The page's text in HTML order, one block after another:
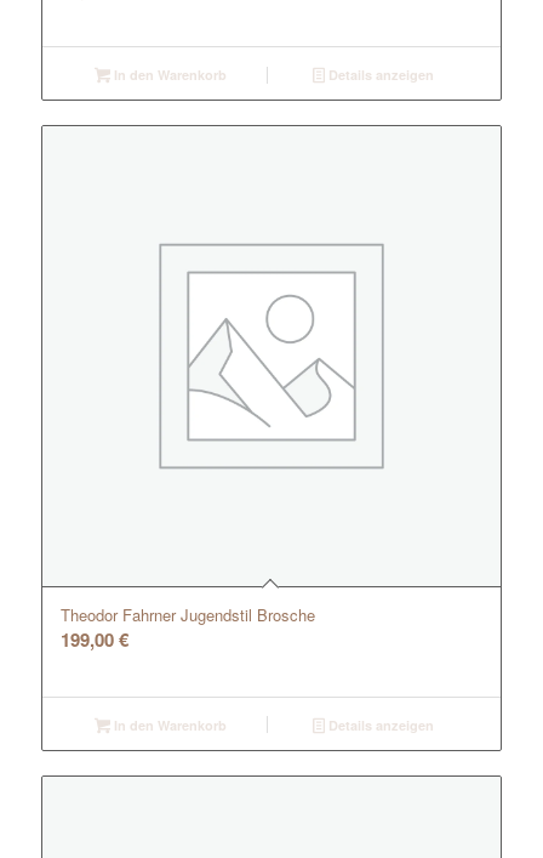
In den Warenkorb Details anzeigen
Theodor Fahrner Jugendstil Brosche
199,00€
In den Warenkorb Details anzeigen